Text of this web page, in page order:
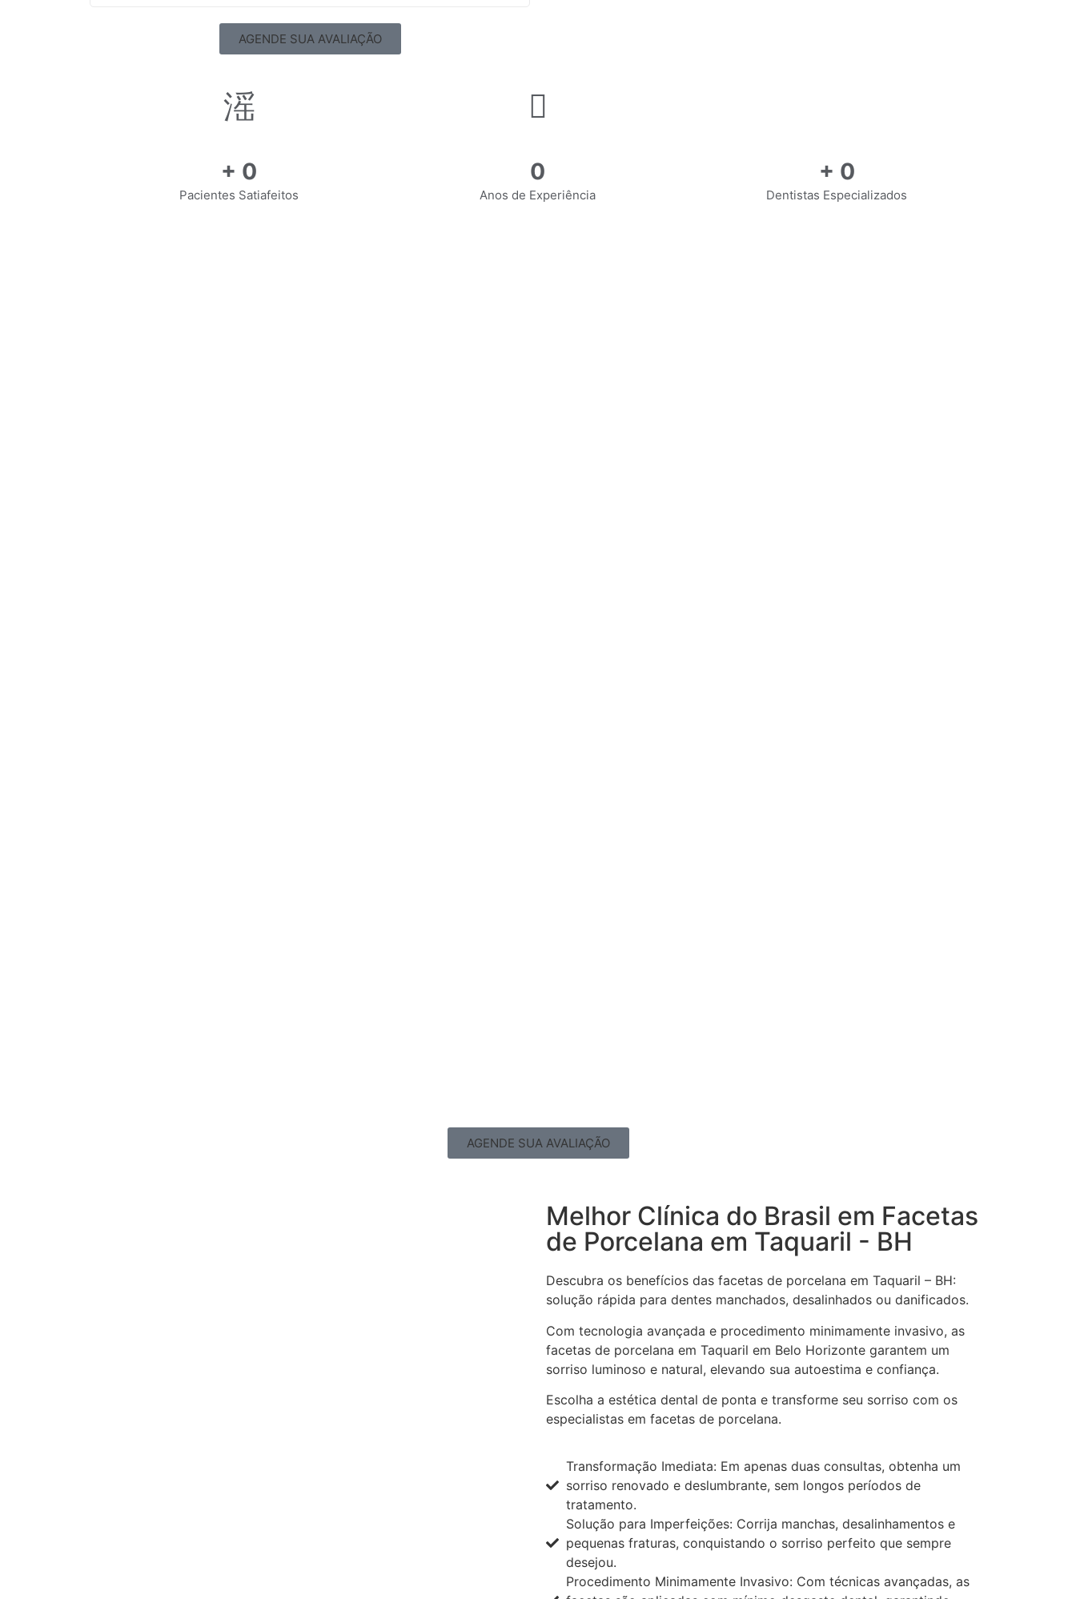
AGENDE SUA AVALIAÇÃO
+ 0
Pacientes Satiafeitos
0
Anos de Experiência
+ 0
Dentistas Especializados
AGENDE SUA AVALIAÇÃO
Melhor Clínica do Brasil em Facetas
de Porcelana em Taquaril - BH
Descubra os benefícios das facetas de porcelana em Taquaril – BH:
solução rápida para dentes manchados, desalinhados ou danificados.
Com tecnologia avançada e procedimento minimamente invasivo, as
facetas de porcelana em Taquaril em Belo Horizonte garantem um
sorriso luminoso e natural, elevando sua autoestima e confiança.
Escolha a estética dental de ponta e transforme seu sorriso com os
especialistas em facetas de porcelana.
Transformação Imediata: Em apenas duas consultas, obtenha um
sorriso renovado e deslumbrante, sem longos períodos de
tratamento.
Solução para Imperfeições: Corrija manchas, desalinhamentos e
pequenas fraturas, conquistando o sorriso perfeito que sempre
desejou.
Procedimento Minimamente Invasivo: Com técnicas avançadas, as